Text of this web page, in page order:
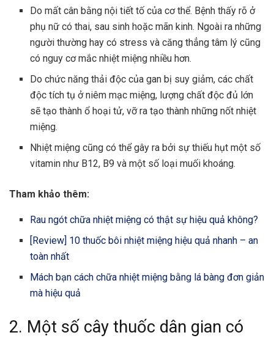
Do mất cân bằng nội tiết tố của cơ thể. Bệnh thấy rõ ở
phụ nữ có thai, sau sinh hoặc mãn kinh. Ngoài ra những
người thường hay có stress và căng thẳng tâm lý cũng
có nguy cơ mắc nhiệt miệng nhiều hơn.
Do chức năng thải độc của gan bị suy giảm, các chất
độc tích tụ ở niêm mạc miệng, lượng chất độc đủ lớn
sẽ tạo thành ổ hoại tử, vỡ ra tạo thành những nốt nhiệt
miệng.
Nhiệt miệng cũng có thể gây ra bởi sự thiếu hụt một số
vitamin như B12, B9 và một số loại muối khoáng.
Tham khảo thêm:
Rau ngót chữa nhiệt miệng có thật sự hiệu quả không?
[Review] 10 thuốc bôi nhiệt miệng hiệu quả nhanh – an
toàn nhất
Mách bạn cách chữa nhiệt miệng bằng lá bàng đơn giản
mà hiệu quả
2. Một số cây thuốc dân gian có